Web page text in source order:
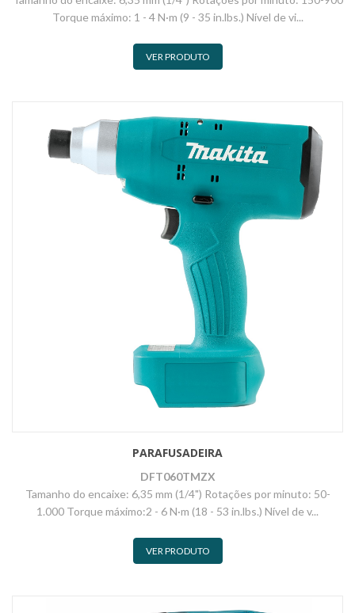
Torque máximo: 1 - 4 N·m (9 - 35 in.lbs.) Nível de vi...
VER PRODUTO
PARAFUSADEIRA
DFT060TMZX
Tamanho do encaixe: 6,35 mm (1/4") Rotações por minuto: 50-
1.000 Torque máximo:2 - 6 N·m (18 - 53 in.lbs.) Nível de v...
VER PRODUTO